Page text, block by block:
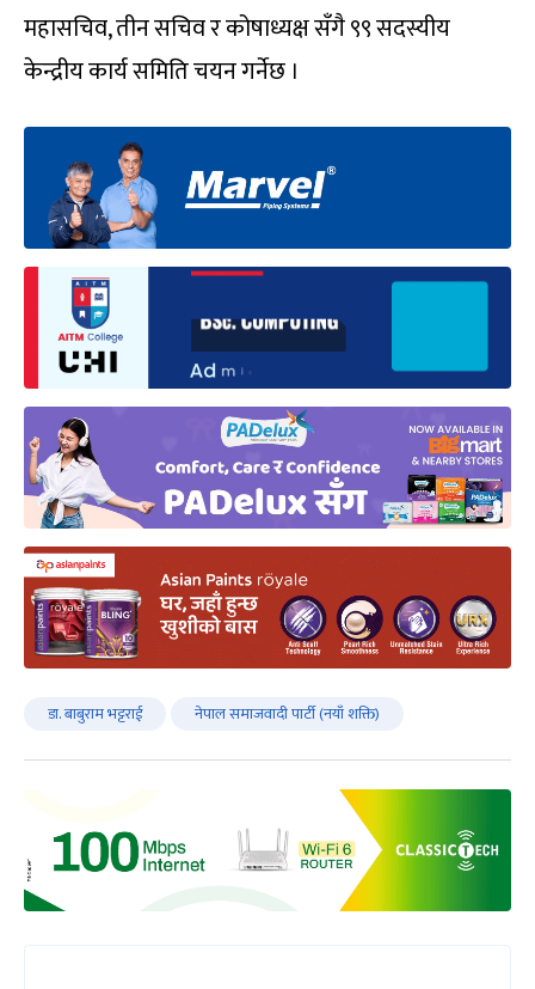
महासचिव, तीन सचिव र कोषाध्यक्ष सँगै ९९ सदस्यीय
केन्द्रीय कार्य समिति चयन गर्नेछ ।
डा. बाबुराम भट्टराई नेपाल समाजवादी पार्टी (नयाँ शक्ति)